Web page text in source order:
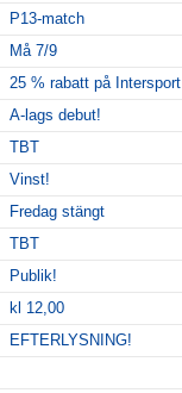
P13-match
Må 7/9
25 % rabatt på
A-lags debut!
TBT
Vinst!
Fredag stängt
TBT
Publik!
kl 12,00
EFTERLYSNING!